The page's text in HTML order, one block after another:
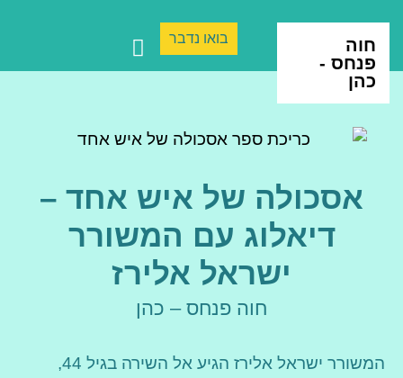
חוה
פנחס -
כהן
בואו נדבר
אסכולה של איש אחד –
דיאלוג עם המשורר
ישראל אלירז
חוה פנחס – כהן
המשורר ישראל אלירז הגיע אל השירה בגיל 44,